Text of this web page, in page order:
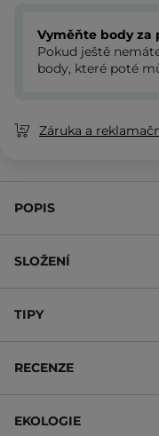
Vyměňte body za
Pokud ještě
body, které poté
Záruka a
POPIS
SLOŽENÍ
TIPY
RECENZE
EKOLOGIE